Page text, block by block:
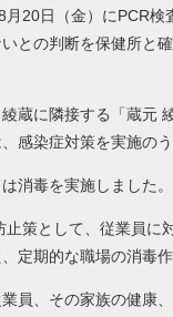
20日（金）にPCR
との判断を保健所と
蔵に隣接する「蔵元
感染症対策を実施の
消毒を実施しました。
策として、従業員に
定期的な職場の消毒
員、その家族の健康